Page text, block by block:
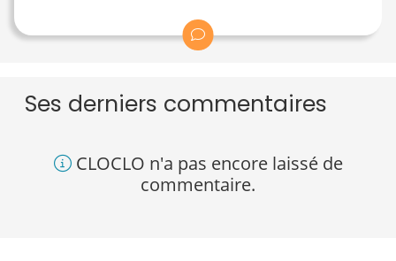
Ses derniers commentaires
CLOCLO n'a pas encore laissé de
commentaire.